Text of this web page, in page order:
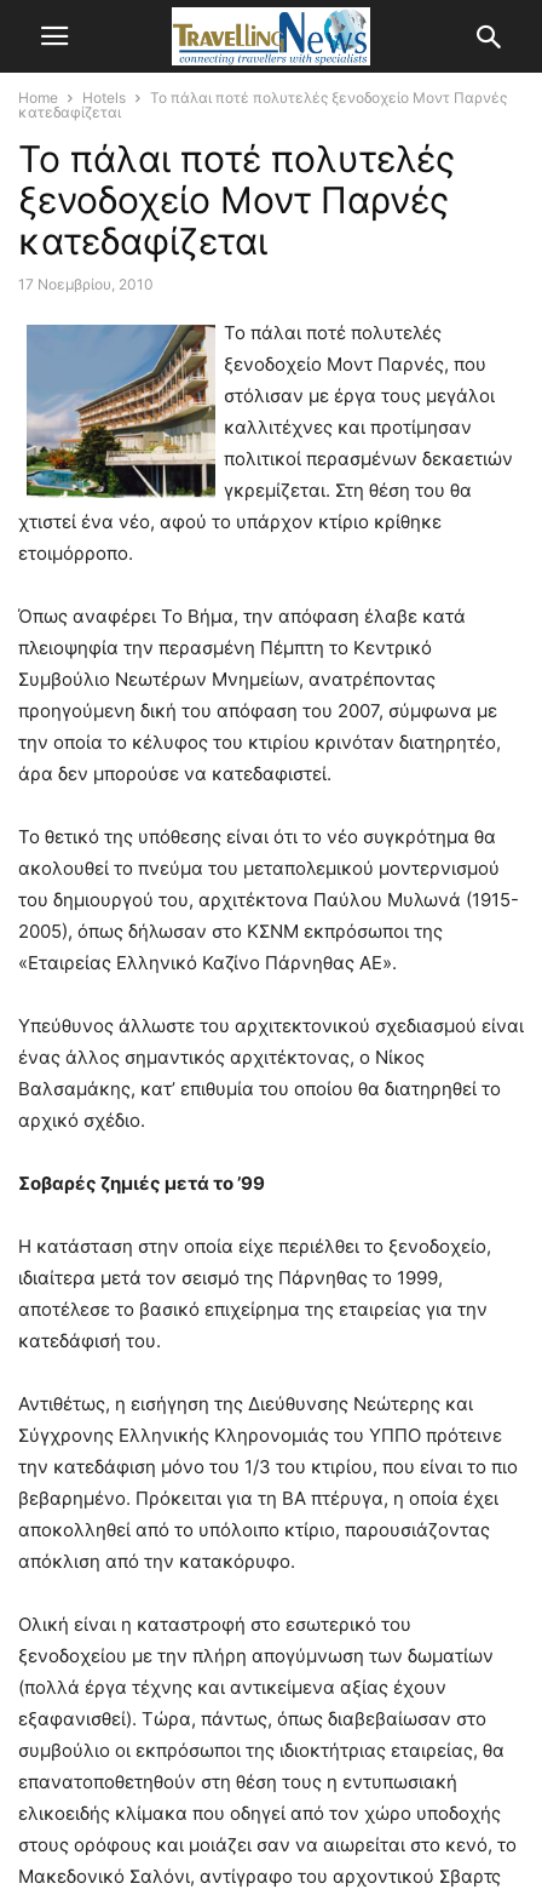
Home Hotels
Το πάλαι ποτέ πολυτελές ξενοδοχείο Μοντ Παρνές
κατεδαφίζεται
Το πάλαι ποτέ πολυτελές
ξενοδοχείο Μοντ Παρνές
κατεδαφίζεται
17 Νοεμβρίου, 2010
Το πάλαι ποτέ πολυτελές
ξενοδοχείο Μοντ Παρνές, που
στόλισαν με έργα τους μεγάλοι
καλλιτέχνες και προτίμησαν
πολιτικοί περασμένων δεκαετιών
γκρεμίζεται. Στη θέση του θα
χτιστεί ένα νέο, αφού το υπάρχον κτίριο κρίθηκε
ετοιμόρροπο.
Όπως αναφέρει Το Βήμα, την απόφαση έλαβε κατά
πλειοψηφία την περασμένη Πέμπτη το Κεντρικό
Συμβούλιο Νεωτέρων Μνημείων, ανατρέποντας
προηγούμενη δική του απόφαση του 2007, σύμφωνα με
την οποία το κέλυφος του κτιρίου κρινόταν διατηρητέο,
άρα δεν μπορούσε να κατεδαφιστεί.
Το θετικό της υπόθεσης είναι ότι το νέο συγκρότημα θα
ακολουθεί το πνεύμα του μεταπολεμικού μοντερνισμού
του δημιουργού του, αρχιτέκτονα Παύλου Μυλωνά (1915-
2005), όπως δήλωσαν στο ΚΣΝΜ εκπρόσωποι της
«Εταιρείας Ελληνικό Καζίνο Πάρνηθας ΑΕ».
Υπεύθυνος άλλωστε του αρχιτεκτονικού σχεδιασμού είναι
ένας άλλος σημαντικός αρχιτέκτονας, ο Νίκος
Βαλσαμάκης, κατ’ επιθυμία του οποίου θα διατηρηθεί το
αρχικό σχέδιο.
Σοβαρές ζημιές μετά το ’99
Η κατάσταση στην οποία είχε περιέλθει το ξενοδοχείο,
ιδιαίτερα μετά τον σεισμό της Πάρνηθας το 1999,
αποτέλεσε το βασικό επιχείρημα της εταιρείας για την
κατεδάφισή του.
Αντιθέτως, η εισήγηση της Διεύθυνσης Νεώτερης και
Σύγχρονης Ελληνικής Κληρονομιάς του ΥΠΠΟ πρότεινε
την κατεδάφιση μόνο του 1/3 του κτιρίου, που είναι το πιο
βεβαρημένο. Πρόκειται για τη ΒΑ πτέρυγα, η οποία έχει
αποκολληθεί από το υπόλοιπο κτίριο, παρουσιάζοντας
απόκλιση από την κατακόρυφο.
Ολική είναι η καταστροφή στο εσωτερικό του
ξενοδοχείου με την πλήρη απογύμνωση των δωματίων
(πολλά έργα τέχνης και αντικείμενα αξίας έχουν
εξαφανισθεί). Τώρα, πάντως, όπως διαβεβαίωσαν στο
συμβούλιο οι εκπρόσωποι της ιδιοκτήτριας εταιρείας, θα
επανατοποθετηθούν στη θέση τους η εντυπωσιακή
ελικοειδής κλίμακα που οδηγεί από τον χώρο υποδοχής
στους ορόφους και μοιάζει σαν να αιωρείται στο κενό, το
Μακεδονικό Σαλόνι, αντίγραφο του αρχοντικού Σβαρτς